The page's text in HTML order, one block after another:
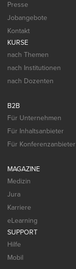
Presse
Jobangebote
Kontakt
KURSE
nach Themen
nach Institutionen
nach Dozenten
B2B
Für Unternehmen
Für Inhaltsanbieter
Für Konferenzanbieter
MAGAZINE
Medizin
Jura
Karriere
eLearning
SUPPORT
Hilfe
Mobil